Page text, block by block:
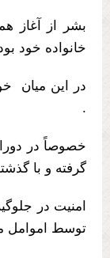
بشر از آغاز
خانواده خود
در این میان
.
خصوصاً در
گرفته و با
امنیت در
توسط اموامل